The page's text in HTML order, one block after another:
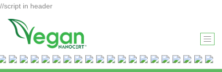
//script in header
T
O
G